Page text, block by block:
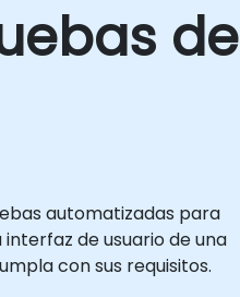
de
automatizadas para
de usuario de una
con sus requisitos.